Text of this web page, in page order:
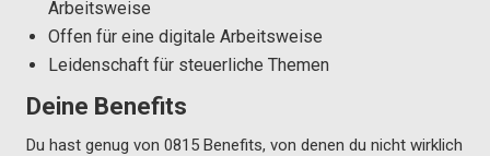
Arbeitsweise
Offen für eine digitale Arbeitsweise
Leidenschaft für steuerliche Themen
Deine Benefits
Du hast genug von 0815 Benefits, von denen du nicht wirklich